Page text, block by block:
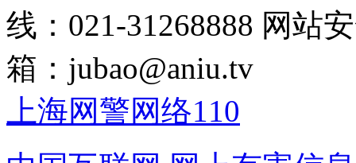
线：021-31268888 网站
箱： jubao@aniu.tv
上海网警网络110